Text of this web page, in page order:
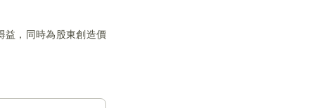
益，同時為股東創造價